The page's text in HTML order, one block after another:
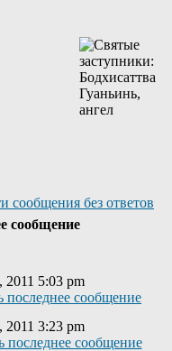
сообщения без ответов
сообщение
5:03 pm
3:23 pm